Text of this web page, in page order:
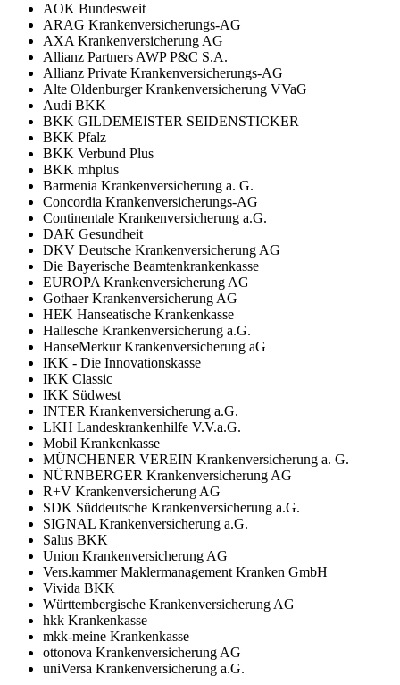
AOK Bundesweit
ARAG Krankenversicherungs-AG
AXA Krankenversicherung AG
Allianz Partners AWP P&C S.A.
Allianz Private Krankenversicherungs-AG
Alte Oldenburger Krankenversicherung VVaG
Audi BKK
BKK GILDEMEISTER SEIDENSTICKER
BKK Pfalz
BKK Verbund Plus
BKK mhplus
Barmenia Krankenversicherung a. G.
Concordia Krankenversicherungs-AG
Continentale Krankenversicherung a.G.
DAK Gesundheit
DKV Deutsche Krankenversicherung AG
Die Bayerische Beamtenkrankenkasse
EUROPA Krankenversicherung AG
Gothaer Krankenversicherung AG
HEK Hanseatische Krankenkasse
Hallesche Krankenversicherung a.G.
HanseMerkur Krankenversicherung aG
IKK - Die Innovationskasse
IKK Classic
IKK Südwest
INTER Krankenversicherung a.G.
LKH Landeskrankenhilfe V.V.a.G.
Mobil Krankenkasse
MÜNCHENER VEREIN Krankenversicherung a. G.
NÜRNBERGER Krankenversicherung AG
R+V Krankenversicherung AG
SDK Süddeutsche Krankenversicherung a.G.
SIGNAL Krankenversicherung a.G.
Salus BKK
Union Krankenversicherung AG
Vers.kammer Maklermanagement Kranken GmbH
Vivida BKK
Württembergische Krankenversicherung AG
hkk Krankenkasse
mkk-meine Krankenkasse
ottonova Krankenversicherung AG
uniVersa Krankenversicherung a.G.